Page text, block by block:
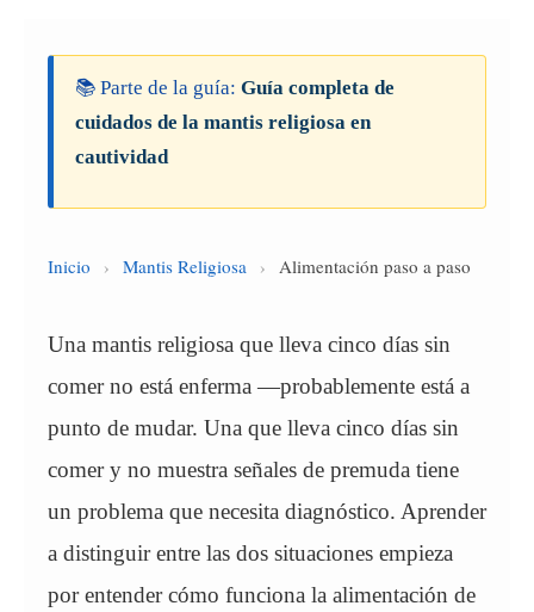
📚 Parte de la guía: Guía completa de
cuidados de la mantis religiosa en
cautividad
Inicio › Mantis Religiosa › Alimentación paso a paso
Una mantis religiosa que lleva cinco días sin
comer no está enferma —probablemente está a
punto de mudar. Una que lleva cinco días sin
comer y no muestra señales de premuda tiene
un problema que necesita diagnóstico. Aprender
a distinguir entre las dos situaciones empieza
por entender cómo funciona la alimentación de